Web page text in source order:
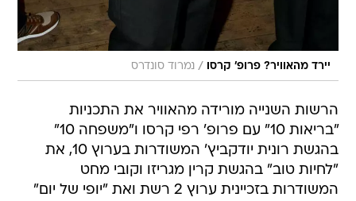
יירד מהאוויר? פרופ' קרסו / נמרוד סונדרס
הרשות השנייה מורידה מהאוויר את התכניות
"בריאות 10" עם פרופ' רפי קרסו ו"משפחה 10"
בהגשת רונית יודקביץ' המשודרות בערוץ 10, את
"לחיות טוב" בהגשת קרין מגריזו וקובי מחט
המשודרות בזכיינית ערוץ 2 רשת ואת "יופי של יום"